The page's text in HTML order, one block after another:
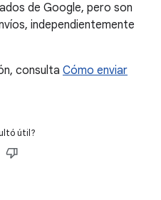
de Google, pero son
independientemente
consulta Cómo enviar
útil?